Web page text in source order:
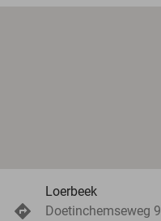
Loerbeek
Doetinchemseweg 9